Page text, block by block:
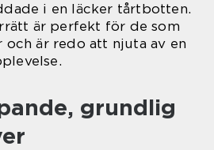
i en läcker tårtbotten.
är perfekt för de som
är redo att njuta av en
grundlig